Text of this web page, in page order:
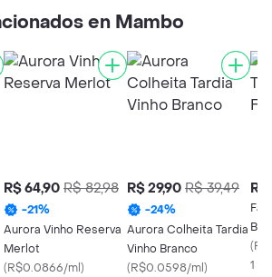
en Mambo
R$ 64,90 R$ 82,98
-21%
Aurora Vinho Reserva
Merlot
(R$0.0866/ml)
R$ 29,90 R$ 39,49
-24%
Aurora Colheita Tardia
Vinho Branco
(R$0.0598/ml)
R$
(
1 X